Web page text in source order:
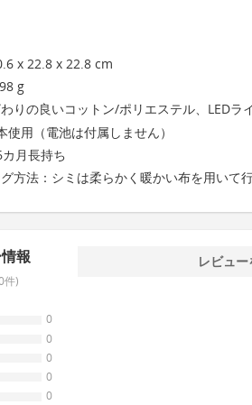
x 22.8 x 22.8 cm
g
りの良いコットン/ポリエステル、LEDラ
使用（電池は付属しません）
月長持ち
方法：シミは柔らかく暖かい布を用いて
報
件)
0
0
0
0
0
レビュー